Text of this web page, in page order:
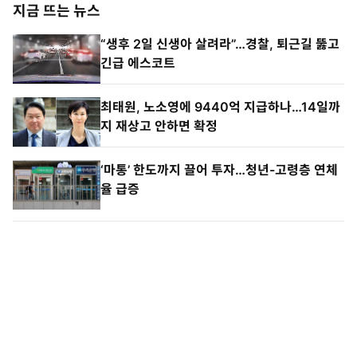
지금 뜨는 뉴스
“생후 2일 신생아 살려라”…경찰, 퇴근길 뚫고
긴급 에스코트
최태원, 노소영에 9440억 지급하나…14일까
지 재상고 안하면 확정
‘마통’ 한도까지 끌어 투자…청년-고령층 연체
율 급증